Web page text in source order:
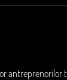
antreprenorilor